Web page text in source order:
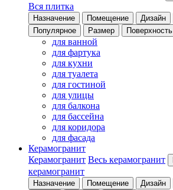
Вся плитка
Назначение Помещение Дизайн
Популярное
Размер Поверхность
для ванной
для фартука
для кухни
для туалета
для гостиной
для улицы
для балкона
для бассейна
для коридора
для фасада
Керамогранит
Керамогранит Весь керамогранит
керамогранит
Назначение Помещение Дизайн